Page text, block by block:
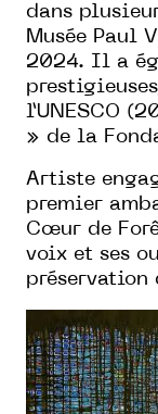
dans
Musée Paul
2024. Il a
l’UNESCO
» de la
Artiste
premier
Cœur de
voix et ses
préservation